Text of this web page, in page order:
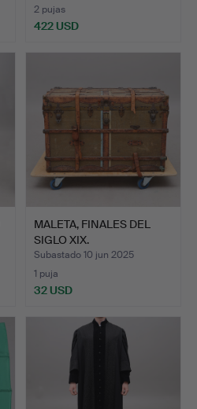
2 pujas
422 USD
MALETA, FINALES DEL
SIGLO XIX.
Subastado 10 jun 2025
1 puja
32 USD